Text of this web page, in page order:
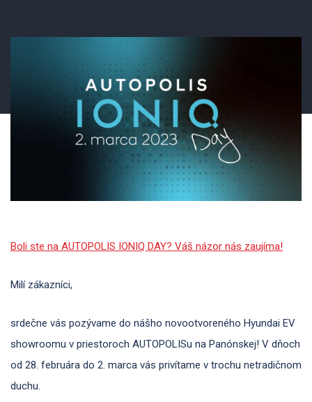
Boli ste na AUTOPOLIS IONIQ DAY? Váš názor nás zaujíma!
Milí zákazníci,
srdečne vás pozývame do nášho novootvoreného Hyundai EV
showroomu v priestoroch AUTOPOLISu na Panónskej! V dňoch
od 28. februára do 2. marca vás privítame v trochu netradičnom
duchu.